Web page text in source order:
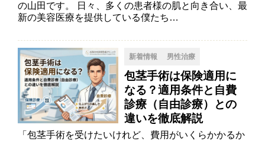
の山田です。 日々、多くの患者様の肌と向き合い、最
新の美容医療を提供している僕たち…
新着情報 男性治療
包茎手術は保険適用に
なる？適用条件と自費
診療（自由診療）との
違いを徹底解説
「包茎手術を受けたいけれど、費用がいくらかかるか